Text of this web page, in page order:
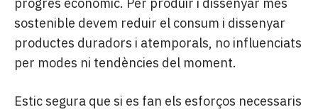
sostenible devem reduir el consum i dissenyar
productes duradors i atemporals, no influenciats
per modes ni tendències del moment.
Estic segura que si es fan els esforços necessaris